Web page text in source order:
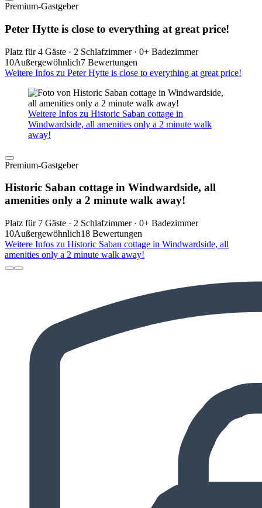
Premium-Gastgeber
Peter Hytte is close to everything at great price!
Platz für 4 Gäste · 2 Schlafzimmer · 0+ Badezimmer
10Außergewöhnlich7 Bewertungen
Weitere Infos zu Peter Hytte is close to everything at great price!
Weitere Infos zu Historic Saban cottage in
Windwardside, all amenities only a 2 minute walk
away!
Premium-Gastgeber
Historic Saban cottage in Windwardside, all
amenities only a 2 minute walk away!
Platz für 7 Gäste · 2 Schlafzimmer · 0+ Badezimmer
10Außergewöhnlich18 Bewertungen
Weitere Infos zu Historic Saban cottage in Windwardside, all
amenities only a 2 minute walk away!